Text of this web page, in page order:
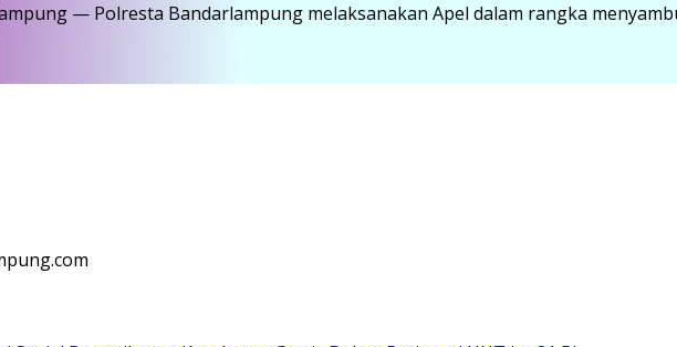
— Polresta Bandarlampung melaksanakan Apel dalam rangka